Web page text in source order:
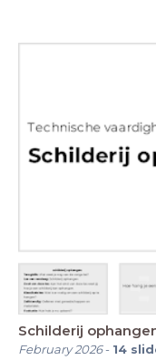
Schilderij
February 2026- 14